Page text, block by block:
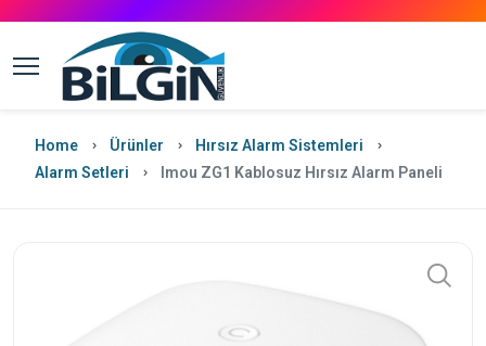
Home Ürünler
Hırsız Alarm Sistemleri
Alarm Setleri
Imou ZG1 Kablosuz Hırsız Alarm Paneli